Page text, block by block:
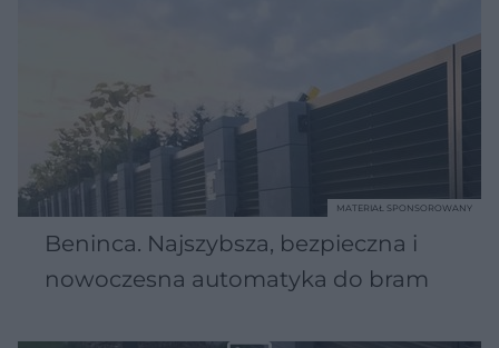
Beninca. Najszybsza, bezpieczna i
nowoczesna automatyka do bram
MATERIAŁ SPONSOROWANY